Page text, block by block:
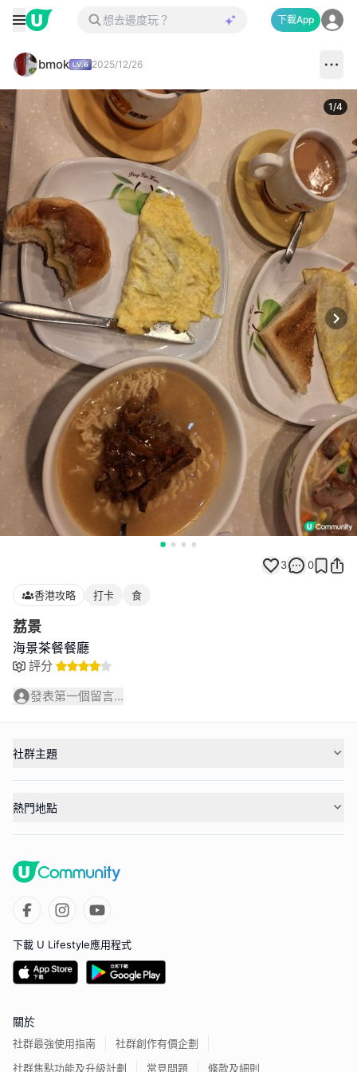
下載App
bmok 2025/12/26
1/4
3 0
香港攻略 打卡 食
荔景
海景茶餐餐廳
評分
發表第一個留言...
社群主題
熱門地點
下載 U Lifestyle應用程式
關於
社群最強使用指南
社群創作有價企劃
社群焦點功能及升級計劃
常見問題 條款及細則